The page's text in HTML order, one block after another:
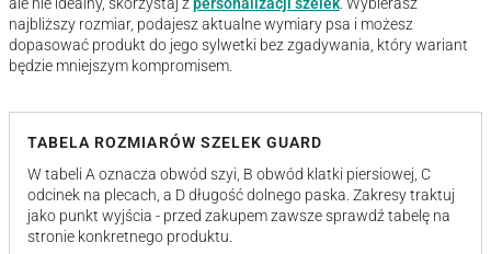
najbliższy rozmiar, podajesz aktualne wymiary psa i możesz
dopasować produkt do jego sylwetki bez zgadywania, który wariant
będzie mniejszym kompromisem.
TABELA ROZMIARÓW SZELEK GUARD
W tabeli A oznacza obwód szyi, B obwód klatki piersiowej, C
odcinek na plecach, a D długość dolnego paska. Zakresy traktuj
jako punkt wyjścia - przed zakupem zawsze sprawdź tabelę na
stronie konkretnego produktu.